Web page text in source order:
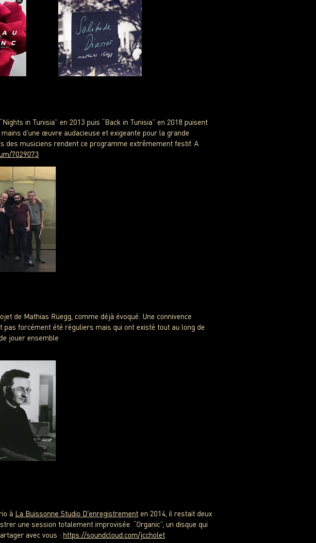
in Tunisia” en 2013 puis “Back in Tunisia” en 2018 puisent
d’une œuvre audacieuse et exigeante pour la grande
des musiciens rendent ce programme extrêmement festif. A
7029073
de Mathias Rüegg, comme déjà évoqué. Une connivence
pas forcément été réguliers mais qui ont existé tout au long de
jouer ensemble
à La Buissonne Studio D'enregistrement en 2014, il restait deux
une session totalement improvisée. “Organic”, un disque qui
avec vous : https://soundcloud.com/jccholet